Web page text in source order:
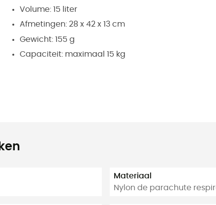
Volume: 15 liter
Afmetingen: 28 x 42 x 13 cm
Gewicht: 155 g
Capaciteit: maximaal 15 kg
Materiaal
Nylon de parachute